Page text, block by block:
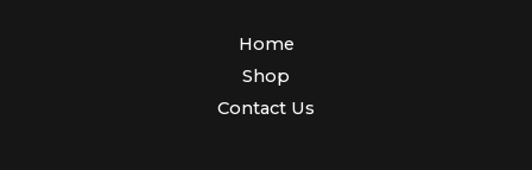
Home
Shop
Contact Us